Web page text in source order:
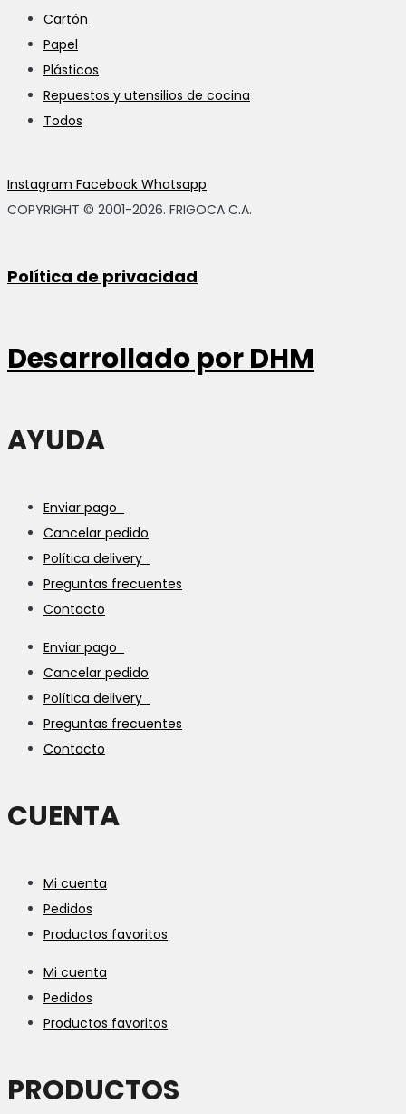
Cartón
Papel
Plásticos
Repuestos y utensilios de cocina
Todos
Instagram Facebook Whatsapp
COPYRIGHT © 2001-2026. FRIGOCA C.A.
Política de privacidad
Desarrollado porDHM
AYUDA
Enviar pago
Cancelar pedido
Política delivery
Preguntas frecuentes
Contacto
Enviar pago
Cancelar pedido
Política delivery
Preguntas frecuentes
Contacto
CUENTA
Mi cuenta
Pedidos
Productos favoritos
Mi cuenta
Pedidos
Productos favoritos
PRODUCTOS